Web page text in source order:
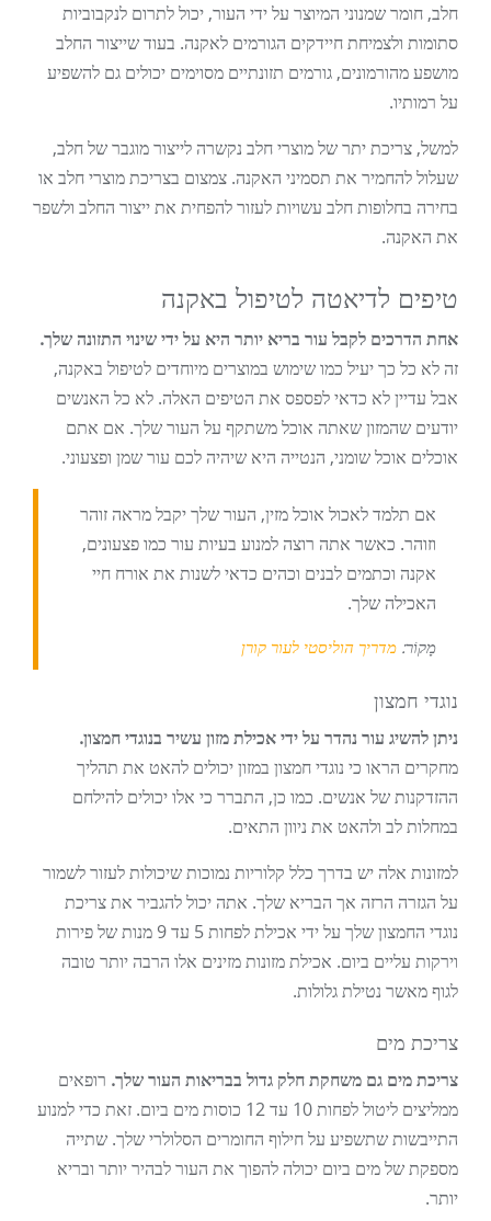
חלב, חומר שמנוני המיוצר על ידי העור, יכול לתרום לנקבוביות
סתומות ולצמיחת חיידקים הגורמים לאקנה. בעוד שייצור החלב
מושפע מהורמונים, גורמים תזונתיים מסוימים יכולים גם להשפיע
על רמותיו.
למשל, צריכת יתר של מוצרי חלב נקשרה לייצור מוגבר של חלב,
שעלול להחמיר את תסמיני האקנה. צמצום בצריכת מוצרי חלב או
בחירה בחלופות חלב עשויות לעזור להפחית את ייצור החלב ולשפר
את האקנה.
טיפים לדיאטה לטיפול באקנה
אחת הדרכים לקבל עור בריא יותר היא על ידי שינוי התזונה שלך.
זה לא כל כך יעיל כמו שימוש במוצרים מיוחדים לטיפול באקנה,
אבל עדיין לא כדאי לפספס את הטיפים האלה. לא כל האנשים
יודעים שהמזון שאתה אוכל משתקף על העור שלך. אם אתם
אוכלים אוכל שומני, הנטייה היא שיהיה לכם עור שמן ופצעוני.
אם תלמד לאכול אוכל מזין, העור שלך יקבל מראה זוהר
וזוהר. כאשר אתה רוצה למנוע בעיות עור כמו פצעונים,
אקנה וכתמים לבנים וכהים כדאי לשנות את אורח חיי
האכילה שלך.
מָקוֹר: מדריך הוליסטי לעור קורן
נוגדי חמצון
ניתן להשיג עור נהדר על ידי אכילת מזון עשיר בנוגדי חמצון.
מחקרים הראו כי נוגדי חמצון במזון יכולים להאט את תהליך
ההזדקנות של אנשים. כמו כן, התברר כי אלו יכולים להילחם
במחלות לב ולהאט את ניוון התאים.
למזונות אלה יש בדרך כלל קלוריות נמוכות שיכולות לעזור לשמור
על הגזרה הרזה אך הבריא שלך. אתה יכול להגביר את צריכת
נוגדי החמצון שלך על ידי אכילת לפחות 5 עד 9 מנות של פירות
וירקות עליים ביום. אכילת מזונות מזינים אלו הרבה יותר טובה
לגוף מאשר נטילת גלולות.
צריכת מים
צריכת מים גם משחקת חלק גדול בבריאות העור שלך. רופאים
ממליצים ליטול לפחות 10 עד 12 כוסות מים ביום. זאת כדי למנוע
התייבשות שתשפיע על חילוף החומרים הסלולרי שלך. שתייה
מספקת של מים ביום יכולה להפוך את העור לבהיר יותר ובריא
יותר.